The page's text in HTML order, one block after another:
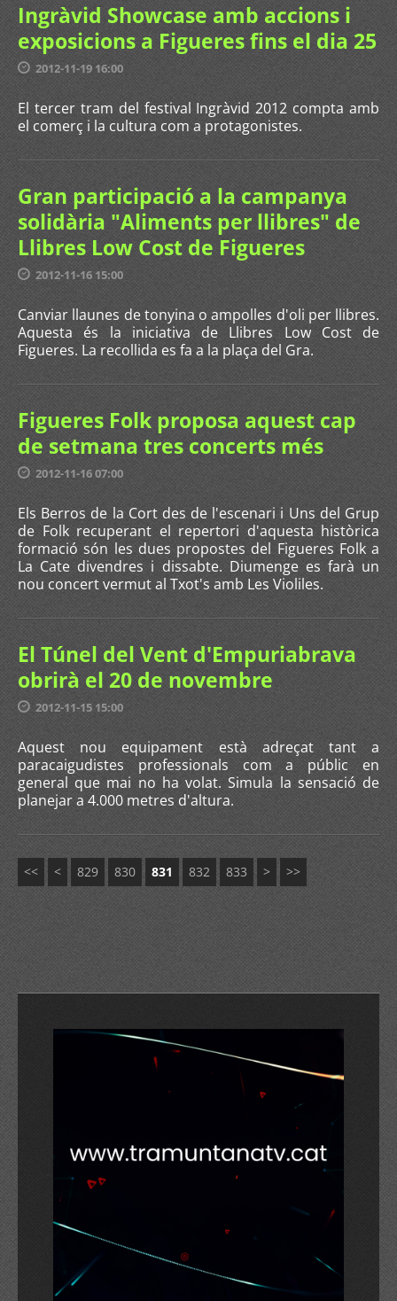
Ingràvid Showcase amb accions i
exposicions a Figueres fins el dia 25
2012-11-19 16:00
El tercer tram del festival Ingràvid 2012 compta amb
el comerç i la cultura com a protagonistes.
Gran participació a la campanya
solidària "Aliments per llibres" de
Llibres Low Cost de Figueres
2012-11-16 15:00
Canviar llaunes de tonyina o ampolles d'oli per llibres.
Aquesta és la iniciativa de Llibres Low Cost de
Figueres. La recollida es fa a la plaça del Gra.
Figueres Folk proposa aquest cap
de setmana tres concerts més
2012-11-16 07:00
Els Berros de la Cort des de l'escenari i Uns del Grup
de Folk recuperant el repertori d'aquesta històrica
formació són les dues propostes del Figueres Folk a
La Cate divendres i dissabte. Diumenge es farà un
nou concert vermut al Txot's amb Les Violiles.
El Túnel del Vent d'Empuriabrava
obrirà el 20 de novembre
2012-11-15 15:00
Aquest nou equipament està adreçat tant a
paracaigudistes professionals com a públic en
general que mai no ha volat. Simula la sensació de
planejar a 4.000 metres d'altura.
<< < 829 830 831 832 833 > >>